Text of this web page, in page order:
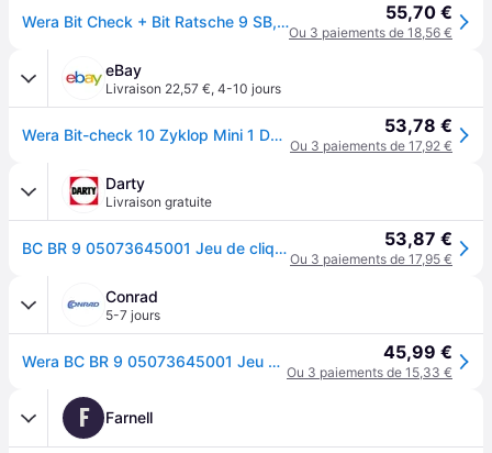
Wera Bit Check + Bit Ratsche 9 SB, 10 pièces - 05073645001 55,70 €
Ou 3 paiements de 18,56 €
eBay
Livraison 22,57 €, 4-10 jours
Wera Bit-check 10 Zyklop Mini 1 Douille Clé Ensemble De Mèches 0.6cm Clé 53,78 €
Ou 3 paiements de 17,92 €
Darty
Livraison gratuite
BC BR 9 05073645001 Jeu de cliquets réversibles 1/4 (6.3 mm) 87 mm 53,87 €
Ou 3 paiements de 17,95 €
Conrad
5-7 jours
Wera BC BR 9 05073645001 Jeu de cliquets réversibles 1/4 (6.3 mm) 87 mm 45,99 €
Ou 3 paiements de 15,33 €
F Farnell